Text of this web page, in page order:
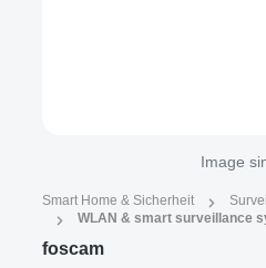
Image
Smart Home & Sicherheit
WLAN & smart surveillance
foscam